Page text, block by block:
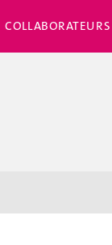
COLLABORATEURS